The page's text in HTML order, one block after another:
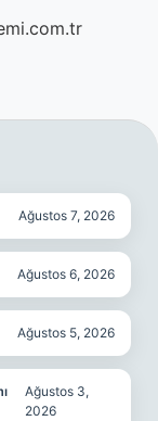
Ağustos 7, 2026
Ağustos 6, 2026
Ağustos 5, 2026
Ağustos 3,
2026